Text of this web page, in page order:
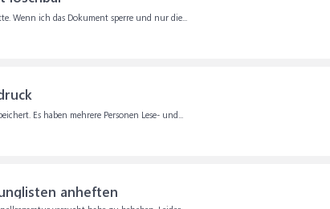
Wenn ich das Dokument sperre und nur die...
Es haben mehrere Personen Lese- und...
anheften